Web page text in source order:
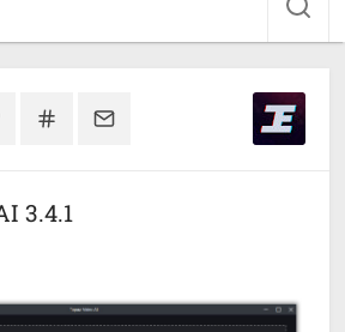
3.4.1